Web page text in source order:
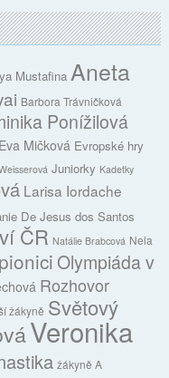
Mustafina Aneta
Barbora Trávničková
Ponížilová
Eva Mičková Evropské hry
Juniorky Kadetky
Larisa Iordache
De Jesus dos Santos
ČR Natálie Brabcová Nela
Olympiáda v
Rozhovor
žákyně Světový
Veronika
žákyně A